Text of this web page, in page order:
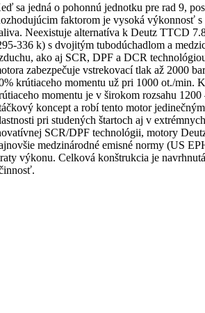
sa jedná o pohonnú jednotku pre rad 9,
faktorom je vysoká výkonnosť s
Neexistuje alternatíva k Deutz TTCD
336 k) s dvojitým tubodúchadlom a
ako aj SCR, DPF a DCR
zabezpečuje vstrekovací tlak až 2000
krútiaceho momentu už pri 1000 ot./min.
momentu je v širokom rozsahu
koncept a robí tento motor
pri studených štartoch aj v
SCR/DPF technológii, motory
medzinárodné emisné normy (US
výkonu. Celková konštrukcia je